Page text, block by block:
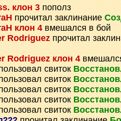
клон 3 пополз
прочитал заклинание
клон 4 вмешался в бой
Rodriguez прочитал
Rodriguez клон 4
свиток
свиток
свиток
свиток
свиток